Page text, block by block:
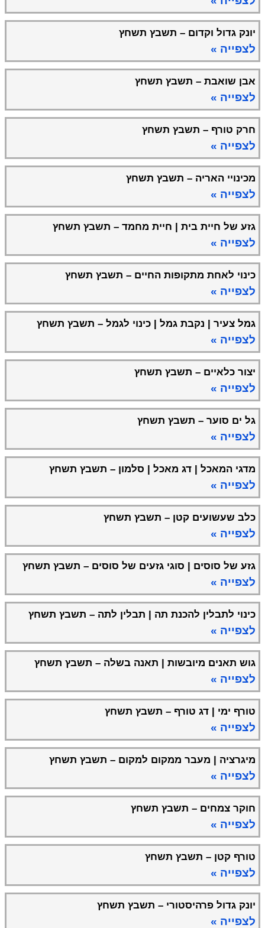
יונק גדול וקדום – תשבץ תשחץ
לצפייה »
אבן שואבת – תשבץ תשחץ
לצפייה »
חרק טורף – תשבץ תשחץ
לצפייה »
מכינויי האריה – תשבץ תשחץ
לצפייה »
גזע של חיית בית | חיית מחמד – תשבץ תשחץ
לצפייה »
כינוי לאחת מתקופות החיים – תשבץ תשחץ
לצפייה »
גמל צעיר | נקבת גמל | כינוי לגמל – תשבץ תשחץ
לצפייה »
יצור כלאיים – תשבץ תשחץ
לצפייה »
גל ים סוער – תשבץ תשחץ
לצפייה »
מדגי המאכל | דג מאכל | סלמון – תשבץ תשחץ
לצפייה »
כלב שעשועים קטן – תשבץ תשחץ
לצפייה »
גזע של סוסים | סוגי גזעים של סוסים – תשבץ תשחץ
לצפייה »
כינוי לתבלין להכנת תה | תבלין לתה – תשבץ תשחץ
לצפייה »
גוש תאנים מיובשות | תאנה בשלה – תשבץ תשחץ
לצפייה »
טורף ימי | דג טורף – תשבץ תשחץ
לצפייה »
מיגרציה | מעבר ממקום למקום – תשבץ תשחץ
לצפייה »
חוקר צמחים – תשבץ תשחץ
לצפייה »
טורף קטן – תשבץ תשחץ
לצפייה »
יונק גדול פרהיסטורי – תשבץ תשחץ
לצפייה »